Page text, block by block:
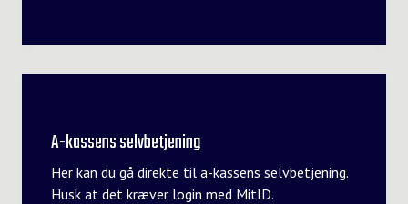
A-kassens selvbetjening
Her kan du gå direkte til a-kassens selvbetjening.
Husk at det kræver login med MitID.